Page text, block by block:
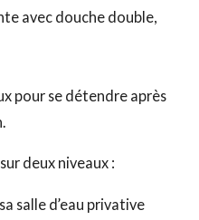
avec douche double,
pour se détendre après
deux niveaux :
salle d’eau privative